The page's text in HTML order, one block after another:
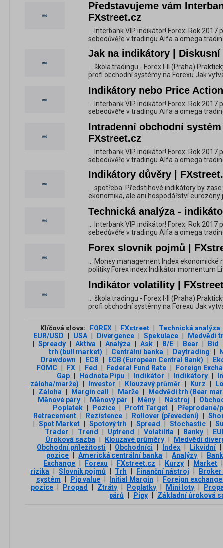
Představujeme vám
FXstreet.cz
... Interbank VIP indikátor! Forex: Rok
sebedůvěře v tradingu Alfa a omega
Jak na indikátory |
... škola tradingu - Forex I-II (Praha)
profi obchodní systémy na Forexu Jak
Indikátory nebo Price
... Interbank VIP indikátor! Forex: Rok
sebedůvěře v tradingu Alfa a omega
Intradenní obchodní
FXstreet.cz
... Interbank VIP indikátor! Forex: Rok
sebedůvěře v tradingu Alfa a omega
Indikátory důvěry |
... spotřeba. Předstihové indikátory by
ekonomika, ale ani hospodářství eurozóny
Technická analýza -
... Interbank VIP indikátor! Forex: Rok
sebedůvěře v tradingu Alfa a omega
Forex slovník pojmů |
... Money management Index ekonomické
politiky Forex index Indikátor momentum
Indikátor volatility |
... škola tradingu - Forex I-II (Praha)
profi obchodní systémy na Forexu Jak
Klíčová slova: FOREX FXstreet
Technická analýza
EUR/USD
USA Divergence Spekulace
Medvědí
Spready Aktiva Analýza Ask B/E Bear Bid
trh (bull market)
Centrální banka Daytrading
Drawdown
ECB ECB (European Central Bank)
FOMC
FX Fed Federal Fund Rate
Foreign
Gap
Hodnota Pipu Indikátor Indikátory
záloha/marže)
Investor Klouzavý průměr Kurz
Záloha Margin call Marže
Medvědí trh (Bear
Měnové páry
Měnový pár Měny Nástroj
Poplatek
Pozice Profit Target
Přeprodané/
Retracement
Rezistence Rollover (převedení)
Spot Market Spotový trh Spread Stochastic
Trader
Trend Uptrend Volatilita Banky
Úroková sazba
Klouzavé průměry
Medvědí
Obchodní příležitosti
Obchodníci Index Likvidní
pozice
Americká centrální banka Analýzy
Exchange
Forexu FXstreet.cz Kurzy Market
rizika
Slovník pojmů Trh Finanční nástroj
systém
Pip value Initial Margin
Foreign
pozice
Propad Ztráty Poplatky Mini loty
párů
Pipy Základní úroková